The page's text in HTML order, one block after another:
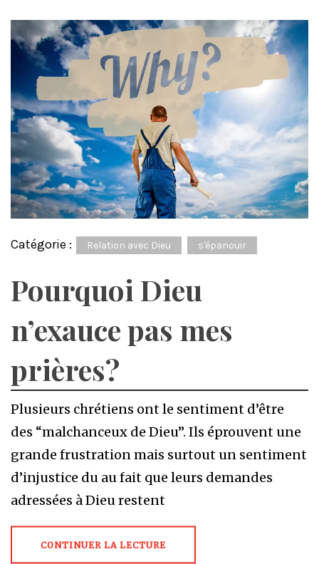
Catégorie : Relation avec Dieu s'épanouir
Pourquoi Dieu
n’exauce pas mes
prières?
Plusieurs chrétiens ont le sentiment d’être
des “malchanceux de Dieu”. Ils éprouvent une
grande frustration mais surtout un sentiment
d’injustice du au fait que leurs demandes
adressées à Dieu restent
CONTINUER LA LECTURE